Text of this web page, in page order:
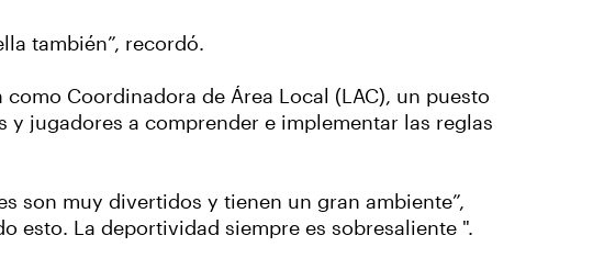
también”, recordó.
Coordinadora de Área Local (LAC), un puesto
y jugadores a comprender e implementar las reglas
son muy divertidos y tienen un gran ambiente”,
esto. La deportividad siempre es sobresaliente ".